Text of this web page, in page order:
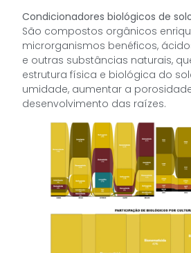
Condicionadores biológicos de
São compostos orgânicos
microrganismos benéficos,
e outras substâncias naturais,
estrutura física e biológica do
umidade, aumentar a
desenvolvimento das raízes.